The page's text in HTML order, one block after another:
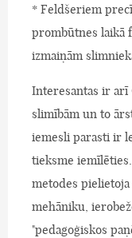
* Feldšeriem
prombūtnes laikā
izmaiņām
Interesantas ir arī
slimībām un to
iemesli parasti ir
tieksme
metodes
mehāniku,
"pedagoģiskos